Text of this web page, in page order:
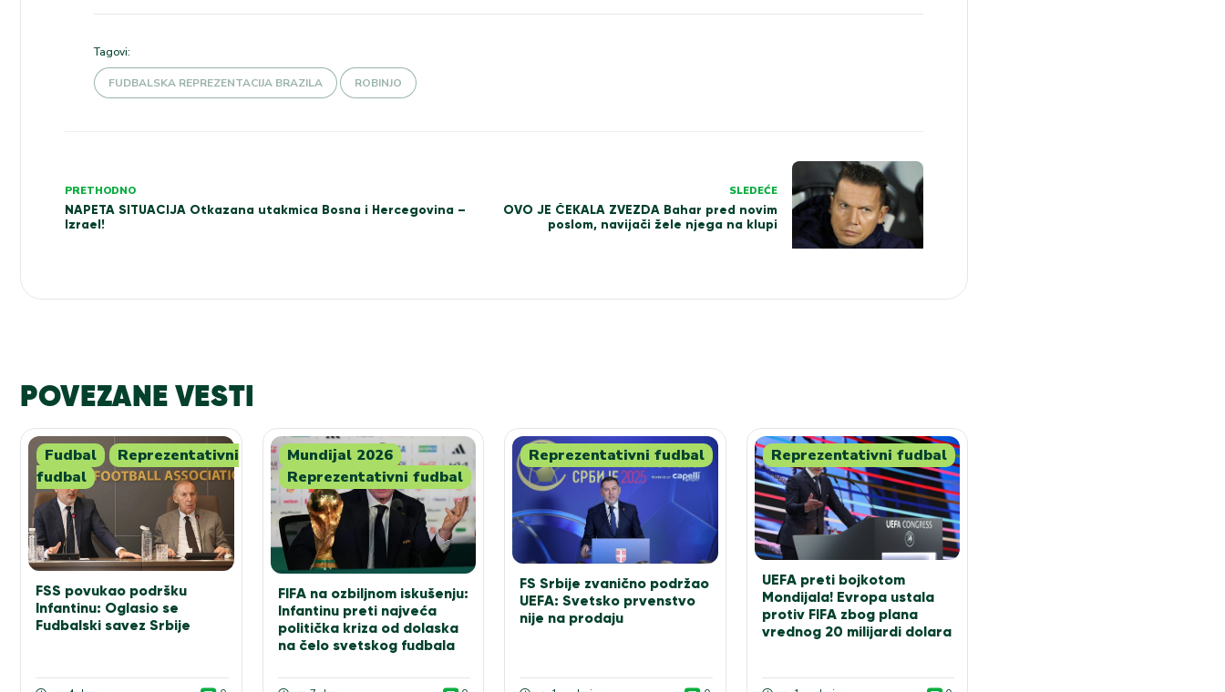
Tagovi:
FUDBALSKA REPREZENTACIJA BRAZILA ROBINJO
Kretanje
članka
PRETHODNO
NAPETA SITUACIJA Otkazana utakmica Bosna i Hercegovina –
Izrael!
SLEDEĆE
OVO JE ČEKALA ZVEZDA Bahar pred novim
poslom, navijači žele njega na klupi
POVEZANE VESTI
Fudbal
Reprezentativni
fudbal
FSS povukao podršku
Infantinu: Oglasio se
Fudbalski savez Srbije
Mundijal 2026
Reprezentativni fudbal
FIFA na ozbiljnom iskušenju:
Infantinu preti najveća
politička kriza od dolaska
na čelo svetskog fudbala
Reprezentativni fudbal
FS Srbije zvanično podržao
UEFA: Svetsko prvenstvo
nije na prodaju
Reprezentativni fudbal
UEFA preti bojkotom
Mondijala! Evropa ustala
protiv FIFA zbog plana
vrednog 20 milijardi dolara